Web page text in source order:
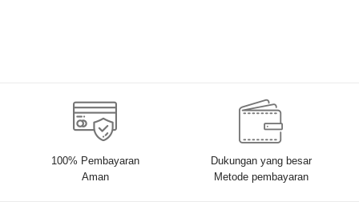
100% Pembayaran
Aman
Dukungan yang besar
Metode pembayaran